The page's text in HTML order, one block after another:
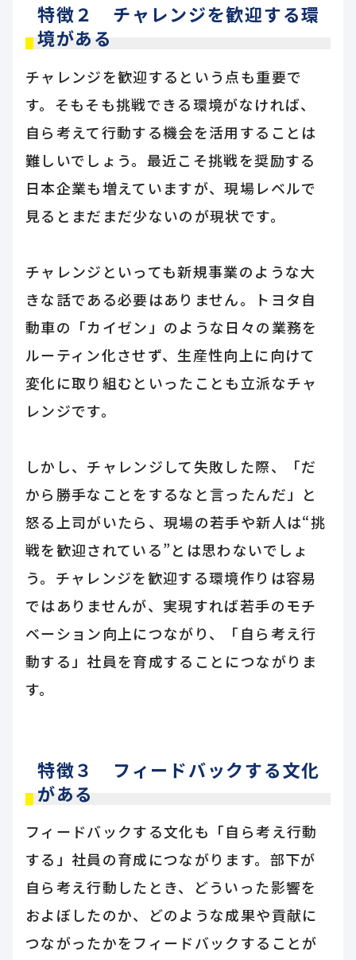
特徴２ チャレンジを歓迎する環
境がある
チャレンジを歓迎するという点も重要で
す。そもそも挑戦できる環境がなければ、
自ら考えて行動する機会を活用することは
難しいでしょう。最近こそ挑戦を奨励する
日本企業も増えていますが、現場レベルで
見るとまだまだ少ないのが現状です。
チャレンジといっても新規事業のような大
きな話である必要はありません。トヨタ自
動車の「カイゼン」のような日々の業務を
ルーティン化させず、生産性向上に向けて
変化に取り組むといったことも立派なチャ
レンジです。
しかし、チャレンジして失敗した際、「だ
から勝手なことをするなと言ったんだ」と
怒る上司がいたら、現場の若手や新人は“挑
戦を歓迎されている”とは思わないでしょ
う。チャレンジを歓迎する環境作りは容易
ではありませんが、実現すれば若手のモチ
ベーション向上につながり、「自ら考え行
動する」社員を育成することにつながりま
す。
特徴３ フィードバックする文化
がある
フィードバックする文化も「自ら考え行動
する」社員の育成につながります。部下が
自ら考え行動したとき、どういった影響を
およぼしたのか、どのような成果や貢献に
つながったかをフィードバックすることが